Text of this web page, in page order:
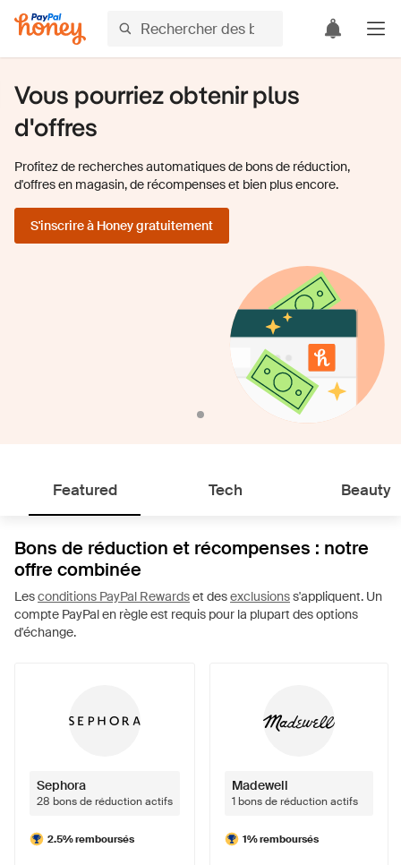
Vous pourriez obtenir plus
d'offres
Profitez de recherches automatiques de bons de réduction,
d'offres en magasin, de récompenses et bien plus encore.
S'inscrire à Honey gratuitement
Featured Tech Beauty
Bons de réduction et récompenses : notre
offre combinée
Lesconditions PayPal Rewardset desexclusionss'appliquent. Un
compte PayPal en règle est requis pour la plupart des options
d'échange.
Sephora
28 bons de réduction actifs
2.5% remboursés
Madewell
1 bons de réduction actifs
1% remboursés